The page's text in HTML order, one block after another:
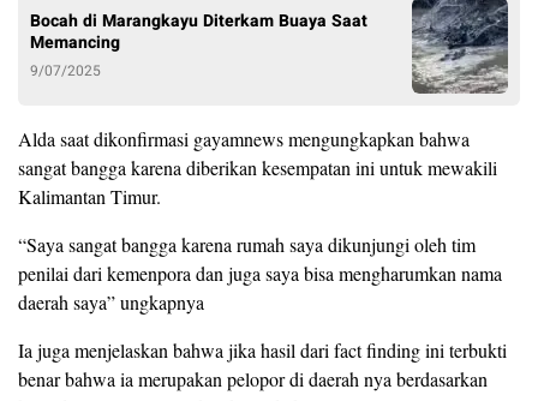
Bocah di Marangkayu Diterkam Buaya Saat
Memancing
9/07/2025
Alda saat dikonfirmasi gayamnews mengungkapkan bahwa
sangat bangga karena diberikan kesempatan ini untuk mewakili
Kalimantan Timur.
“Saya sangat bangga karena rumah saya dikunjungi oleh tim
penilai dari kemenpora dan juga saya bisa mengharumkan nama
daerah saya” ungkapnya
Ia juga menjelaskan bahwa jika hasil dari fact finding ini terbukti
benar bahwa ia merupakan pelopor di daerah nya berdasarkan